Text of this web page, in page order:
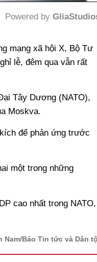
Powered by
mạng xã hội X, Bộ Tư
lễ, đêm qua vẫn rất
Tây Dương (NATO),
Moskva.
để phản ứng trước
một trong những
cao nhất trong NATO,
Nam/Báo Tin tức và Dân